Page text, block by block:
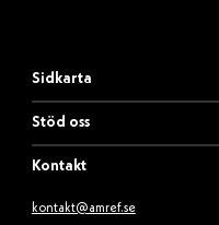
Sidkarta
Stöd oss
Kontakt
kontakt@amref.se